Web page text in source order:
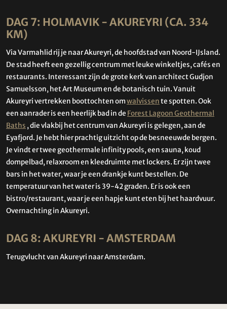
DAG 7: HOLMAVIK - AKUREYRI (CA. 334
KM)
Via Varmahlid rij je naar Akureyri, de hoofdstad van Noord-IJsland.
De stad heeft een gezellig centrum met leuke winkeltjes, cafés en
restaurants. Interessant zijn de grote kerk van architect Gudjon
Samuelsson, het Art Museum en de botanisch tuin. Vanuit
Akureyri vertrekken boottochten omwalvissente spotten. Ook
een aanrader is een heerlijk bad in de Forest Lagoon Geothermal
Baths , die vlakbij het centrum van Akureyri is gelegen, aan de
Eyafjord. Je hebt hier prachtig uitzicht op de besneeuwde bergen.
Je vindt er twee geothermale infinity pools, een sauna, koud
dompelbad, relaxroom en kleedruimte met lockers. Er zijn twee
bars in het water, waar je een drankje kunt bestellen. De
temperatuur van het water is 39-42 graden. Er is ook een
bistro/restaurant, waar je een hapje kunt eten bij het haardvuur.
Overnachting in Akureyri.
DAG 8: AKUREYRI - AMSTERDAM
Terugvlucht van Akureyri naar Amsterdam.